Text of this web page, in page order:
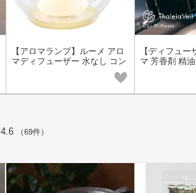
【アロマランプ】ルーメ アロ
マディフューザー 水なし コン
【ディフュ
マ 芳香剤 精
4.6 （69件）